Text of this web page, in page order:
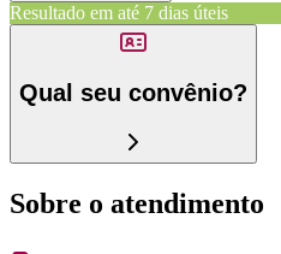
Resultado em até 7 dias úteis
Qual seu convênio?
Sobre o atendimento